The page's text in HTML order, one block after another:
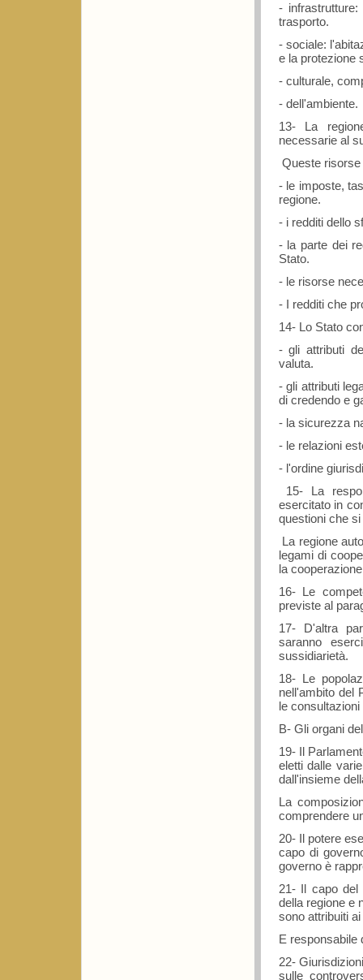
-
trasporto.
- sociale:
e la protezione
- culturale,
- dell'ambiente.
13- La
necessarie al
Queste
- le imposte,
regione.
- i redditi dello
- la parte dei
Stato.
- le risorse
- I redditi che
14- Lo Stato
- gli attributi
valuta.
- gli attributi
di credendo e
- la sicurezza
- le relazioni
- l'ordine
15- La
esercitato in
questioni che
La regione
legami di
la
16- Le
previste al
17- D'altra
saranno
sussidiarietà.
18- Le
nell'ambito del
le
B- Gli organi
19- Il
eletti dalle
dall'insieme
La
comprendere
20- Il potere
capo di
governo è
21- Il capo del
della regione e
sono attribuiti
E responsabile
22-
sulle